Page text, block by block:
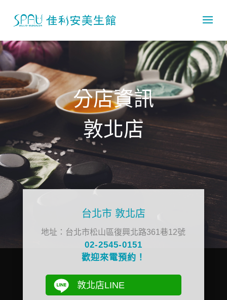
分店資訊
敦北店
台北市 敦北店
地址：台北市松山區復興北路361巷12號
02-2545-0151
歡迎來電預約！
敦北店LINE